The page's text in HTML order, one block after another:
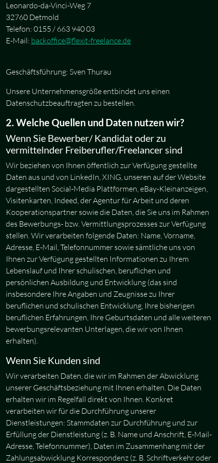
Leonardo-da-Vinci-Weg 7
32760 Detmold
Telefon: 0155 / 663 940 03
E-Mail: backoffice@flexit-freelance.de
Geschäftsführung: Sven Thurau
Unsere Unternehmensgröße entbindet uns einen
Datenschutzbeauftragten zu bestellen.
2. Welche Quellen und Daten nutzen wir?
Wenn Sie Bewerber/ Kandidat oder zu
vermittelnder Freiberufler/Freelancer sind
Wir beziehen von Ihnen öffentlich zur Verfügung gestellte
Daten aus und von LinkedIn, XING, unseren auf der Website
dargestellten Social-Media Plattformen, eBay-Kleinanzeigen,
Visitenkarten, Indeed, der Agentur für Arbeit und deren
Kooperationspartner sowie die Daten, die Sie uns im Rahmen
des Bewerbungs- bzw. Vermittlungsprozesses zur Verfügung
stellen. Wir verarbeiten folgende Daten: Name, Vorname,
Adresse, E-Mail, Telefonnummer sowie sämtliche uns von
Ihnen zur Verfügung gestellten Informationen zu Ihrem
Lebenslauf und Ihrer schulischen, beruflichen und
persönlichen Ausbildung und Entwicklung (das sind
insbesondere Ihre Angaben und Zeugnisse zu Ihrer
beruflichen und schulischen Entwicklung, Ihre bisherigen
beruflichen Erfahrungen, Ihre Geburtsdaten und alle weiteren
bewerbungsrelevanten Unterlagen, die wir von Ihnen
erhalten).
Wenn Sie Kunden sind
Wir verarbeiten Daten, die wir im Rahmen der Abwicklung
unserer Geschäftsbeziehung mit Ihnen erhalten. Die Daten
erhalten wir im Regelfall direkt von Ihnen. Konkret
verarbeiten wir für die Durchführung unserer
Dienstleistungen: Stammdaten zur Durchführung und zur
Erfüllung der Dienstleistung (z. B. Name und Anschrift, E-Mail-
Adresse, Telefonnummer), Daten im Zusammenhang mit der
Zahlungsabwicklung Korrespondenz (z. B. Schriftverkehr oder